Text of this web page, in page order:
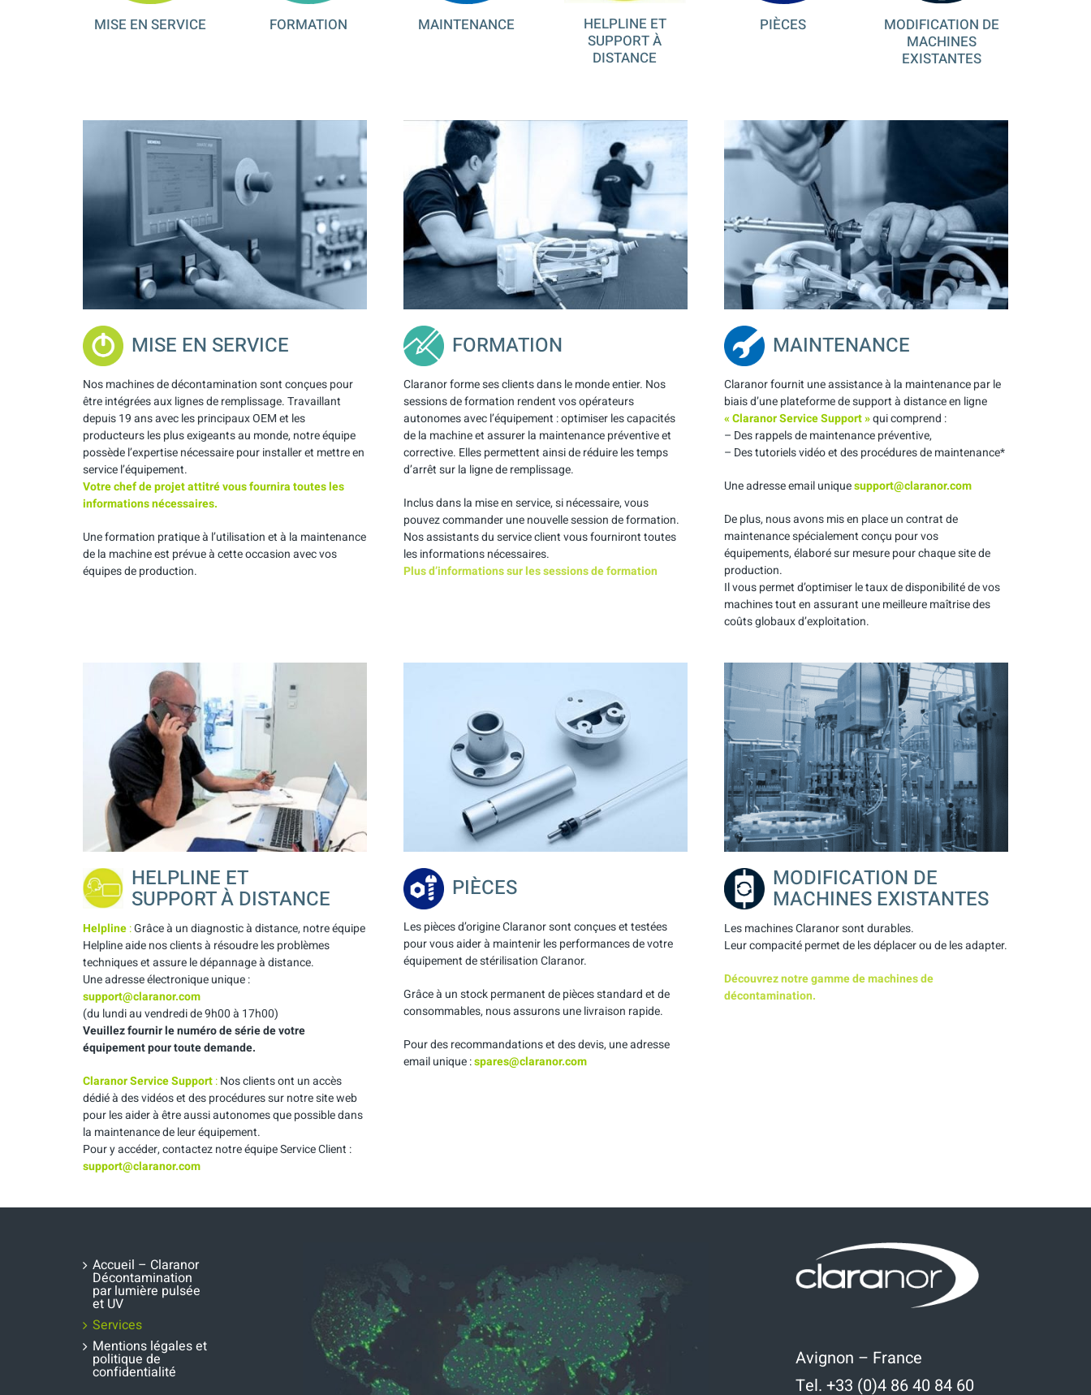
MISE EN SERVICE FORMATION MAINTENANCE
HELPLINE ET
SUPPORT À
DISTANCE
PIÈCES
MODIFICATION DE
MACHINES
EXISTANTES
MISE EN SERVICE
Nos machines de décontamination sont conçues pour
être intégrées aux lignes de remplissage. Travaillant
depuis 19 ans avec les principaux OEM et les
producteurs les plus exigeants au monde, notre équipe
possède l’expertise nécessaire pour installer et mettre en
service l’équipement.
Votre chef de projet attitré vous fournira toutes les
informations nécessaires.
Une formation pratique à l’utilisation et à la maintenance
de la machine est prévue à cette occasion avec vos
équipes de production.
FORMATION
Claranor forme ses clients dans le monde entier. Nos
sessions de formation rendent vos opérateurs
autonomes avec l’équipement : optimiser les capacités
de la machine et assurer la maintenance préventive et
corrective. Elles permettent ainsi de réduire les temps
d’arrêt sur la ligne de remplissage.
Inclus dans la mise en service, si nécessaire, vous
pouvez commander une nouvelle session de formation.
Nos assistants du service client vous fourniront toutes
les informations nécessaires.
Plus d’informations sur les sessions de formation
MAINTENANCE
Claranor fournit une assistance à la maintenance par le
biais d’une plateforme de support à distance en ligne
« Claranor Service Support »qui comprend :
– Des rappels de maintenance préventive,
– Des tutoriels vidéo et des procédures de maintenance*
Une adresse email uniquesupport@claranor.com
De plus, nous avons mis en place un contrat de
maintenance spécialement conçu pour vos
équipements, élaboré sur mesure pour chaque site de
production.
Il vous permet d’optimiser le taux de disponibilité de vos
machines tout en assurant une meilleure maîtrise des
coûts globaux d’exploitation.
HELPLINE ET
SUPPORT À DISTANCE
Helpline:Grâce à un diagnostic à distance, notre équipe
Helpline aide nos clients à résoudre les problèmes
techniques et assure le dépannage à distance.
Une adresse électronique unique :
support@claranor.com
(du lundi au vendredi de 9h00 à 17h00)
Veuillez fournir le numéro de série de votre
équipement pour toute demande.
Claranor Service Support:Nos clients ont un accès
dédié à des vidéos et des procédures sur notre site web
pour les aider à être aussi autonomes que possible dans
la maintenance de leur équipement.
Pour y accéder, contactez notre équipe Service Client :
support@claranor.com
PIÈCES
Les pièces d’origine Claranor sont conçues et testées
pour vous aider à maintenir les performances de votre
équipement de stérilisation Claranor.
Grâce à un stock permanent de pièces standard et de
consommables, nous assurons une livraison rapide.
Pour des recommandations et des devis, une adresse
email unique :spares@claranor.com
MODIFICATION DE
MACHINES EXISTANTES
Les machines Claranor sont durables.
Leur compacité permet de les déplacer ou de les adapter.
Découvrez notre gamme de machines de
décontamination.
Accueil – Claranor
Décontamination
par lumière pulsée
et UV
Services
Mentions légales et
politique de
confidentialité
Avignon – France
Tel. +33 (0)4 86 40 84 60